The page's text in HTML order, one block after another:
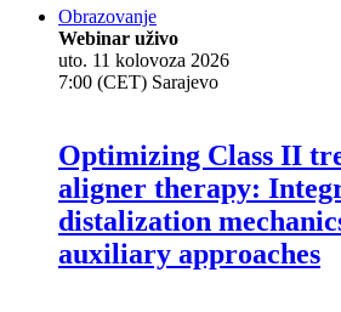
Obrazovanje
Webinar uživo
uto. 11 kolovoza 2026
7:00 (CET) Sarajevo
Optimizing Class II
aligner therapy:
distalization
auxiliary approaches